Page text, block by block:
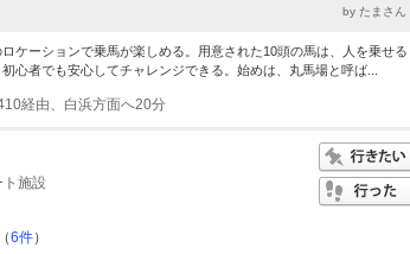
by たまさん
ケーションで乗馬が楽しめる。用意された10頭の馬は、人を乗せる
心者でも安心してチャレンジできる。始めは、丸馬場と呼ば...
経由、白浜方面へ20分
施設
（6件）